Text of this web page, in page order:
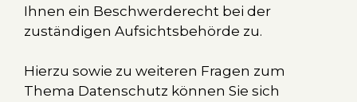
Ihnen ein Beschwerderecht bei der
zuständigen Aufsichtsbehörde zu.
Hierzu sowie zu weiteren Fragen zum
Thema Datenschutz können Sie sich